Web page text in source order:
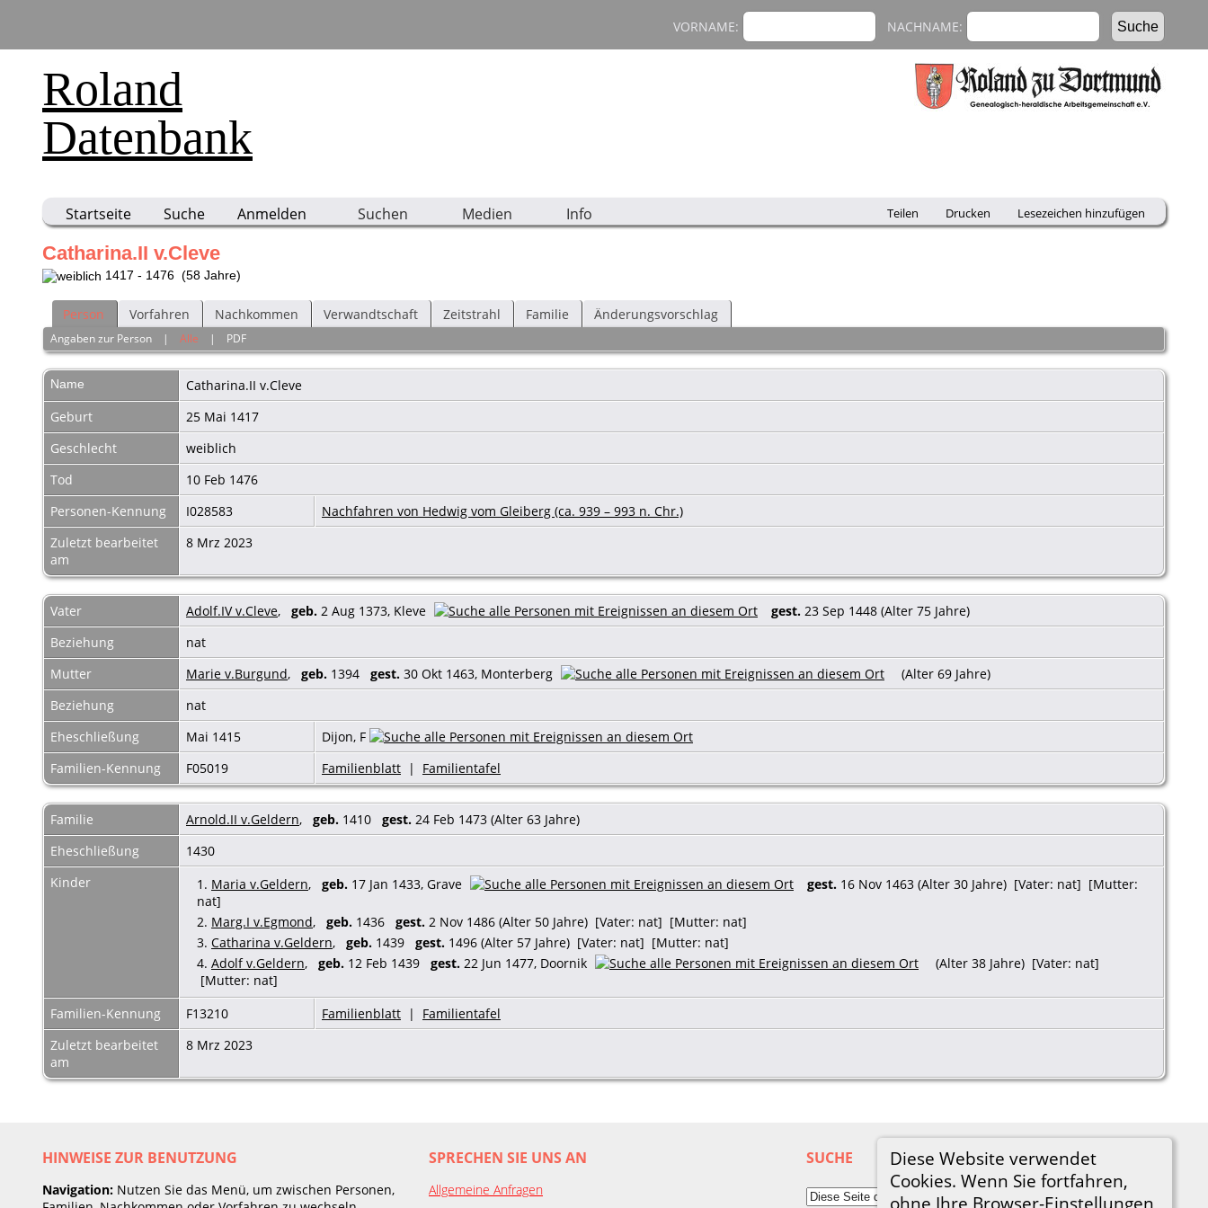
Roland
Datenbank
VORNAME: NACHNAME:
Startseite Suche Anmelden Suchen Medien Info Teilen Drucken Lesezeichen hinzufügen
Diese Website verwendet
Cookies. Wenn Sie fortfahren,
ohne Ihre Browser-Einstellungen
Catharina.II v.Cleve
1417 - 1476 (58 Jahre)
Person Vorfahren Nachkommen Verwandtschaft Zeitstrahl Familie Änderungsvorschlag
Angaben zur Person |Alle | PDF
Name Catharina.II v.Cleve
Geburt
25 Mai 1417
Geschlecht
weiblich
Tod
10 Feb 1476
Personen-Kennung
I028583
Nachfahren von Hedwig vom Gleiberg (ca. 939 – 993 n. Chr.)
Zuletzt bearbeitet
am
8 Mrz 2023
Vater Adolf.IV v.Cleve, geb. 2 Aug 1373, Kleve gest. 23 Sep 1448 (Alter 75 Jahre)
Beziehung
nat
Mutter
Marie v.Burgund, geb. 1394 gest. 30 Okt 1463, Monterberg
(Alter 69 Jahre)
Beziehung
nat
Eheschließung
Mai 1415
Dijon, F
Familien-Kennung
F05019 Familienblatt | Familientafel
Familie Arnold.II v.Geldern, geb. 1410 gest. 24 Feb 1473 (Alter 63 Jahre)
Eheschließung
1430
Kinder
1. Maria v.Geldern, geb. 17 Jan 1433, Grave gest. 16 Nov 1463 (Alter 30 Jahre) [Vater: nat] [Mutter:
nat]
2. Marg.I v.Egmond, geb. 1436 gest. 2 Nov 1486 (Alter 50 Jahre) [Vater: nat] [Mutter: nat]
3. Catharina v.Geldern, geb. 1439 gest. 1496 (Alter 57 Jahre) [Vater: nat] [Mutter: nat]
4. Adolf v.Geldern, geb. 12 Feb 1439 gest. 22 Jun 1477, Doornik
(Alter 38 Jahre) [Vater: nat]
[Mutter: nat]
Familien-Kennung
F13210 Familienblatt | Familientafel
Zuletzt bearbeitet
am
8 Mrz 2023
HINWEISE ZUR BENUTZUNG
Navigation: Nutzen Sie das Menü, um zwischen Personen,
SPRECHEN SIE UNS AN
Allgemeine Anfragen
SUCHE